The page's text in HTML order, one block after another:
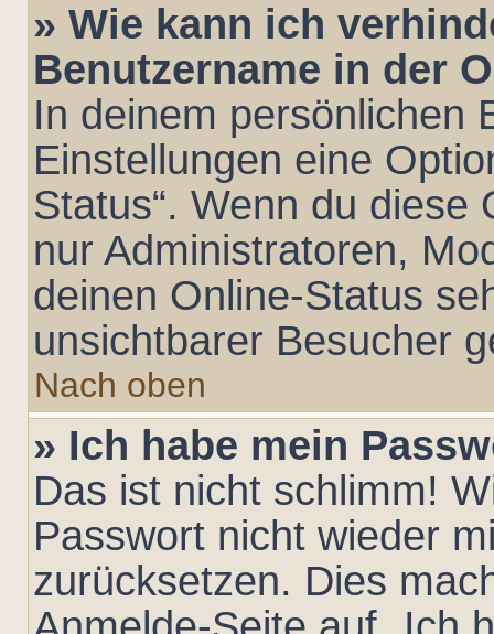
» Wie kann ich
Benutzername in der
In deinem persönlichen
Einstellungen eine
Status“. Wenn du
nur Administratoren,
deinen Online-Status
unsichtbarer Besucher
Nach oben
» Ich habe mein
Das ist nicht schlimm!
Passwort nicht wieder
zurücksetzen. Dies